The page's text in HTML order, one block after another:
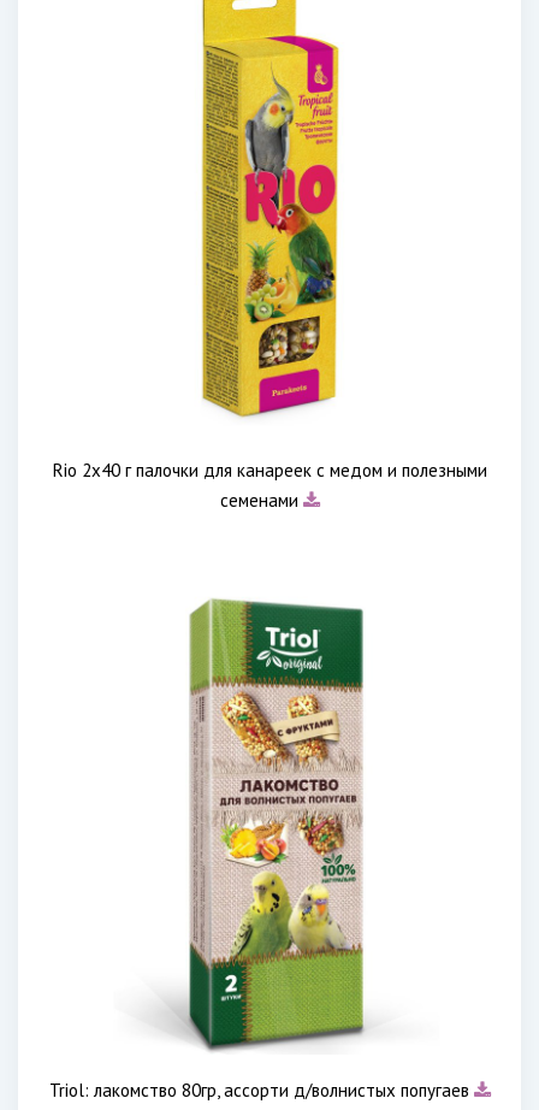
Rio 2х40 г палочки для канареек с медом и полезными
семенами
Triol: лакомство 80гр, ассорти д/волнистых попугаев